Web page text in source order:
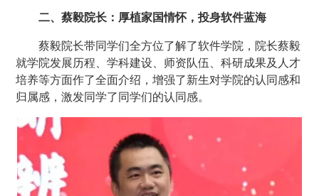
二、蔡毅院长：厚植家国情怀，投身软件蓝海
蔡毅院长带同学们全方位了解了软件学院，院长蔡毅
就学院发展历程、学科建设、师资队伍、科研成果及人才
培养等方面作了全面介绍，增强了新生对学院的认同感和
归属感，激发同学了同学们的认同感。